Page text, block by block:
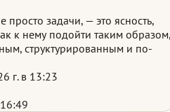
задачи, — это ясность,
к нему подойти таким образом,
структурированным и по-
г. в 13:23